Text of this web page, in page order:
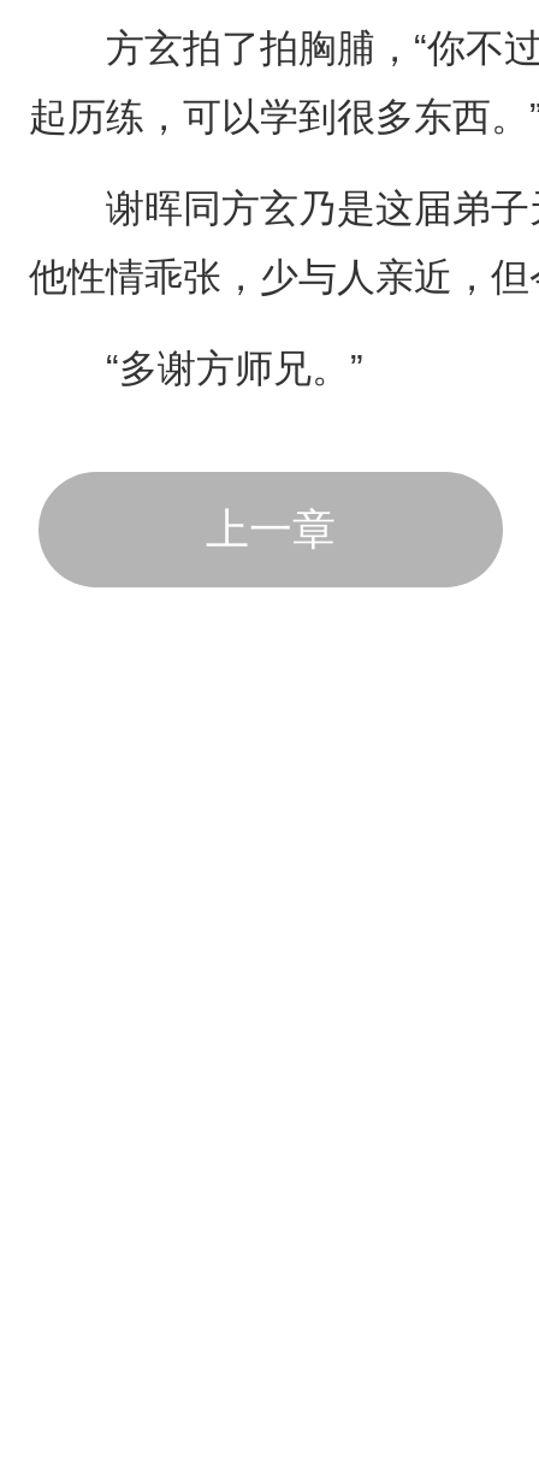
方玄拍了拍胸脯，“你不过
起历练，可以学到很多东西。
谢晖同方玄乃是这届弟子
他性情乖张，少与人亲近，
“多谢方师兄。”
上一章